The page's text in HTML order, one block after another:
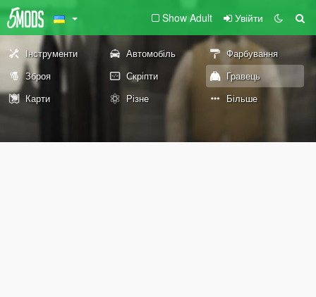
Show Adult Увійти
Інструменти Автомобіль
Фарбування
Зброя
Скріпти
Гравець
Карти
Різне Більше